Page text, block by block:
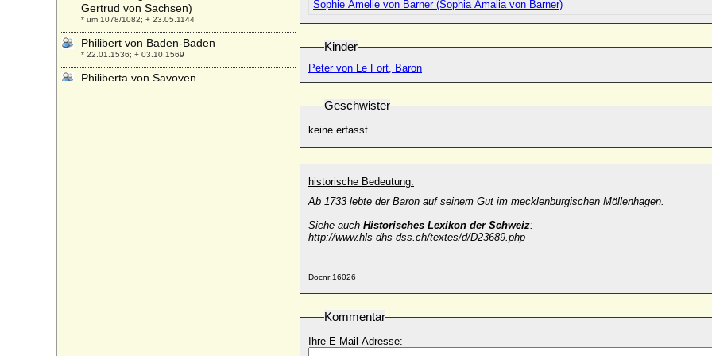
Sophie Amelie von Barner (Sophia Amalia von Barner)
Kinder
Peter von Le Fort, Baron
Geschwister
keine erfasst
historische Bedeutung:
Ab 1733 lebte der Baron auf seinem Gut im mecklenburgischen Möllenhagen.
Siehe auch Historisches Lexikon der Schweiz:
http://www.hls-dhs-dss.ch/textes/d/D23689.php
Docnr:16026
Kommentar
Ihre E-Mail-Adresse:
Gertrud von Sachsen)
* um 1078/1082; + 23.05.1144
Philibert von Baden-Baden
* 22.01.1536; + 03.10.1569
Philiberta von Savoyen